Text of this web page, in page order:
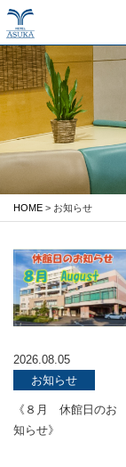
HOME > お知らせ
2026.08.05
お知らせ
《８月 休館日のお
知らせ》